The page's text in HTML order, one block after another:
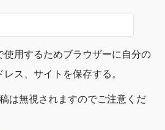
使用するためブラウザーに自分の
ス、サイトを保存する。
は無視されますのでご注意くだ